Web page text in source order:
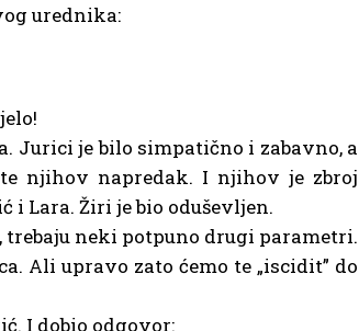
urednika:
Jurici je bilo simpatično i zabavno, a
njihov napredak. I njihov je zbroj
i Lara. Žiri je bio oduševljen.
trebaju neki potpuno drugi parametri.
Ali upravo zato ćemo te „iscidit” do
I dobio odgovor: